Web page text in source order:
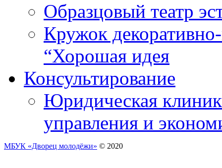
Образцовый театр
Кружок
“Хорошая идея
Консультирование
Юридическая
управления и
МБУК «Дворец молодёжи» © 2020